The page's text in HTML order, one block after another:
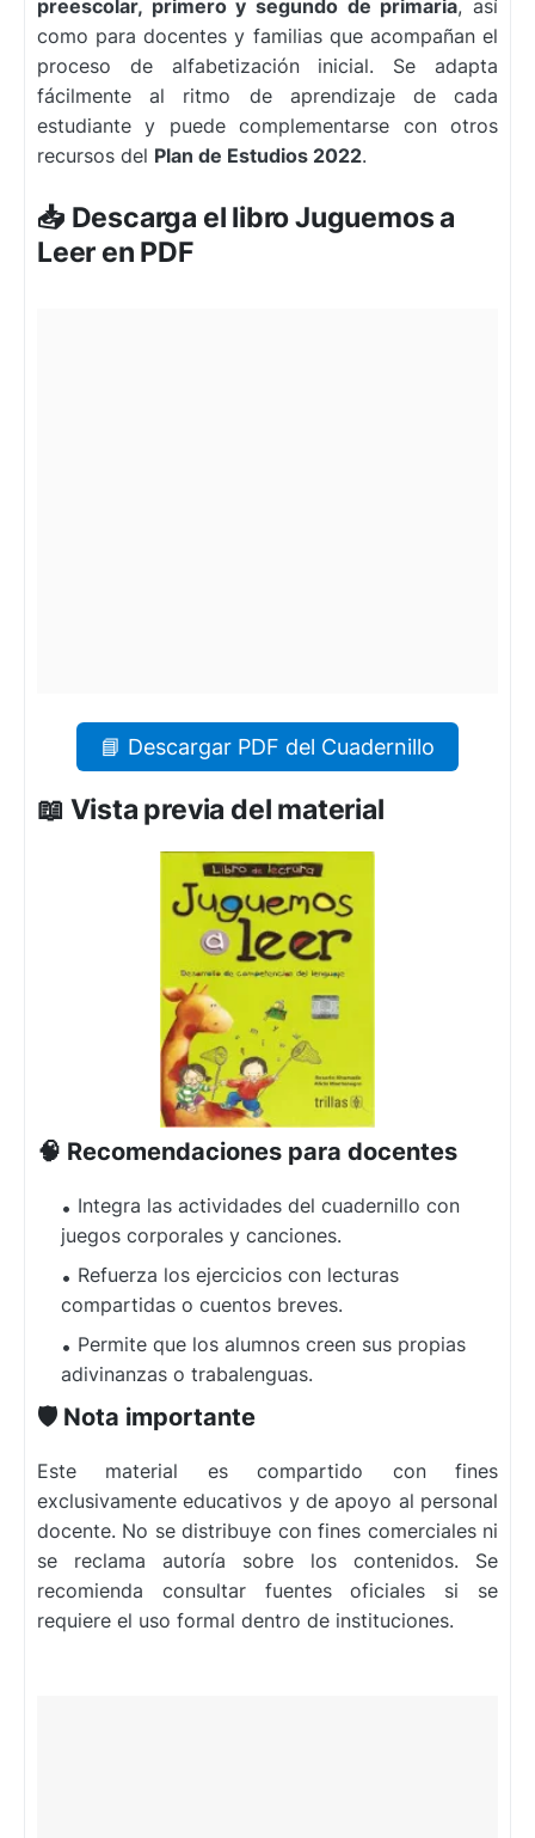
preescolar, primero y segundo de primaria, así
como para docentes y familias que acompañan el
proceso de alfabetización inicial. Se adapta
fácilmente al ritmo de aprendizaje de cada
estudiante y puede complementarse con otros
recursos del Plan de Estudios 2022.
📥 Descarga el libro Juguemos a
Leer en PDF
📘 Descargar PDF del Cuadernillo
📖 Vista previa del material
🧠 Recomendaciones para docentes
Integra las actividades del cuadernillo con
juegos corporales y canciones.
Refuerza los ejercicios con lecturas
compartidas o cuentos breves.
Permite que los alumnos creen sus propias
adivinanzas o trabalenguas.
🛡️ Nota importante
Este material es compartido con fines
exclusivamente educativos y de apoyo al personal
docente. No se distribuye con fines comerciales ni
se reclama autoría sobre los contenidos. Se
recomienda consultar fuentes oficiales si se
requiere el uso formal dentro de instituciones.